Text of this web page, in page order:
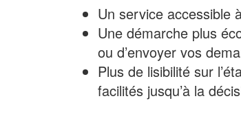
Un service accessible
Une démarche plus
ou d’envoyer vos
Plus de lisibilité sur
facilités jusqu’à la